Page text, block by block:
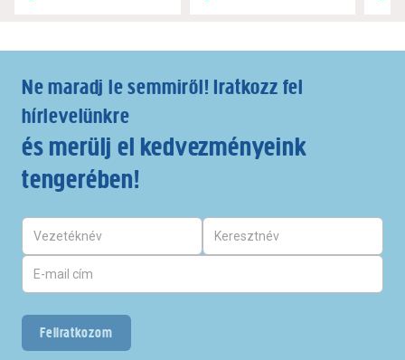
Ne maradj le semmiről! Iratkozz fel
hírlevelünkre
és merülj el kedvezményeink
tengerében!
Feliratkozom